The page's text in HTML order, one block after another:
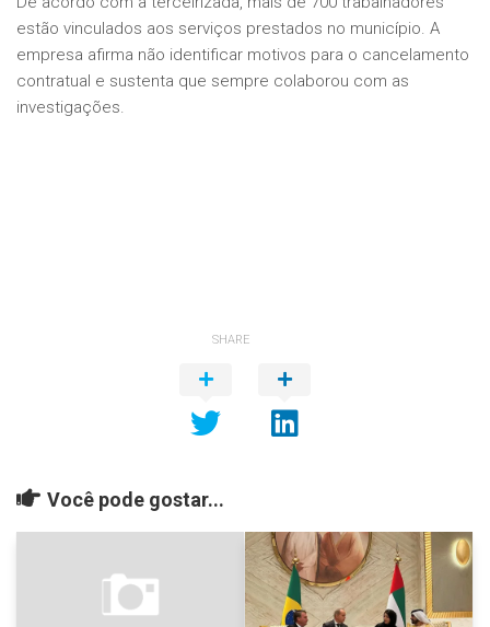
estão vinculados aos serviços prestados no município. A
empresa afirma não identificar motivos para o cancelamento
contratual e sustenta que sempre colaborou com as
investigações.
SHARE
Você pode gostar...